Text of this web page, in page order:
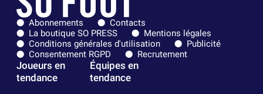
Abonnements
Contacts
La boutique SO PRESS
Mentions légales
Conditions générales d'utilisation
Publicité
Consentement RGPD
Recrutement
Joueurs en
tendance
Équipes en
tendance